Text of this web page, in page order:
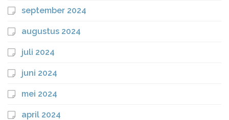
september 2024
augustus 2024
juli 2024
juni 2024
mei 2024
april 2024